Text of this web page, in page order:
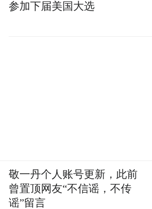
参加下届美国大选
敬一丹个人账号更新，此前
曾置顶网友“不信谣，不传
谣”留言